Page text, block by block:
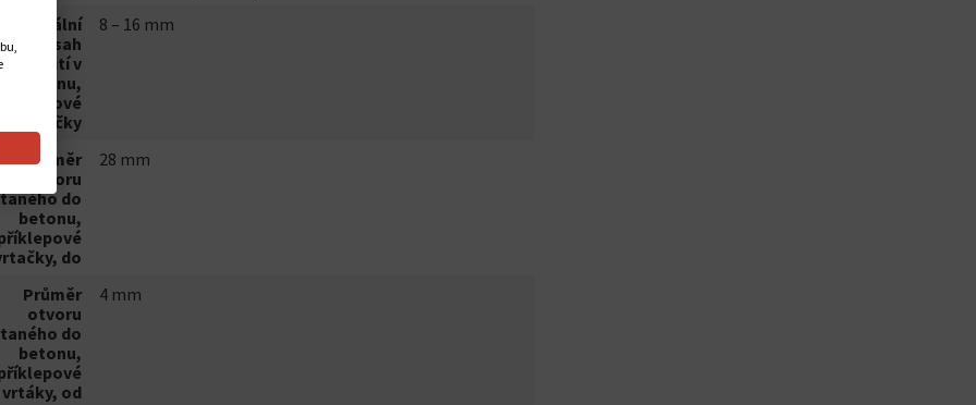
Optimální
rozsah
použití v
betonu,
příklepové
vrtačky
8 – 16 mm
Průměr
otvoru
do
betonu,
do
28 mm
Průměr
otvoru
do
betonu,
vrtáky, od
4 mm